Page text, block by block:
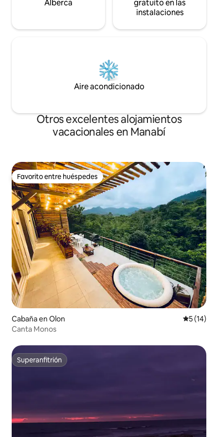
Alberca
gratuito en las
instalaciones
Aire acondicionado
Otros excelentes alojamientos
vacacionales en Manabí
Favorito entre huéspedes
Favorito entre huéspedes
Cabaña en Olon
5 (14)
Canta Monos
Superanfitrión
Superanfitrión